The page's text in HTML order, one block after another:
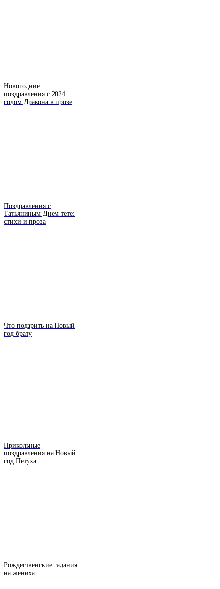
Новогодние
поздравления с 2024
годом Дракона в прозе
Поздравления с
Татьяниным Днем тете:
стихи и проза
Что подарить на Новый
год брату
Прикольные
поздравления на Новый
год Петуха
Рождественские гадания
на жениха